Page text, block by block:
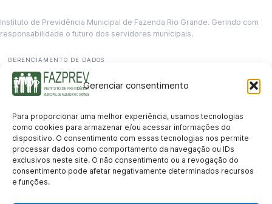
Gerenciar consentimento
Para proporcionar uma melhor experiência, usamos tecnologias
como cookies para armazenar e/ou acessar informações do
dispositivo. O consentimento com essas tecnologias nos permite
processar dados como comportamento da navegação ou IDs
exclusivos neste site. O não consentimento ou a revogação do
consentimento pode afetar negativamente determinados recursos
e funções.
Instituto de Previdência Municipal de Fazenda Rio Grande. Gerindo com
responsabilidade o futuro dos servidores municipais.
GERENCIAMENTO DE DADOS
Departamento de informação
contato@fazprev.pr.gov.br
(41) 3995-2146
Serviços
Aposentadoria Pensão por Morte Benefício por Invalidez Auxílio Doença
Holerite Online Protocolo Online
Transparência
Portal da Transparência